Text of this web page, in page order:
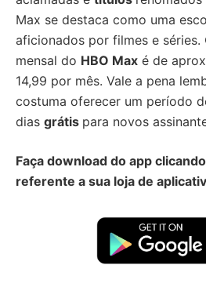
Max se destaca como uma
aficionados por filmes e séries.
mensal do HBO Max é de
14,99 por mês. Vale a pena
costuma oferecer um período
dias grátis para novos
Faça download do app
referente a sua loja de